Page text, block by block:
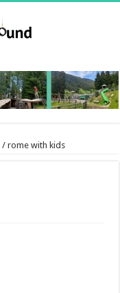
/ rome with kids